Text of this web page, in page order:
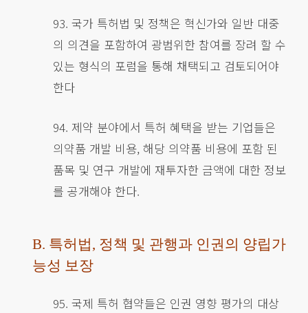
93. 국가 특허법 및 정책은 혁신가와 일반 대중
의 의견을 포함하여 광범위한 참여를 장려 할 수
있는 형식의 포럼을 통해 채택되고 검토되어야
한다
94. 제약 분야에서 특허 혜택을 받는 기업들은
의약품 개발 비용, 해당 의약품 비용에 포함 된
품목 및 연구 개발에 재투자한 금액에 대한 정보
를 공개해야 한다.
B. 특허법, 정책 및 관행과 인권의 양립가
능성 보장
95. 국제 특허 협약들은 인권 영향 평가의 대상